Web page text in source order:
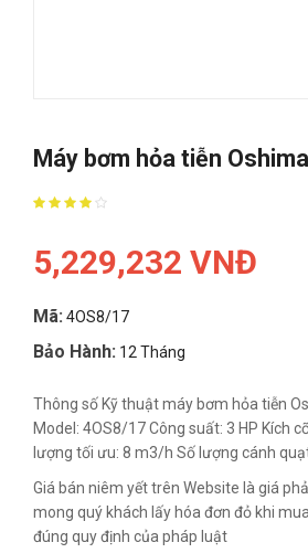
Máy bơm hỏa tiễn
5,229,232 VNĐ
Mã: 4OS8/17
Bảo Hành: 12 Tháng
Thông số Kỹ thuật máy bơm hỏa tiễn
Model: 4OS8/17 Công suất: 3 HP Kích
lượng tối ưu: 8 m3/h Số lượng cánh
Giá bán niêm yết trên Website là giá
mong quý khách lấy hóa đơn đỏ khi
đúng quy định của pháp luật